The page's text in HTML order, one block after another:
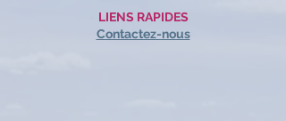
LIENS RAPIDES
Contactez-nous